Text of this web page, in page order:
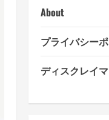
About
プライバシー
ディスクレイ